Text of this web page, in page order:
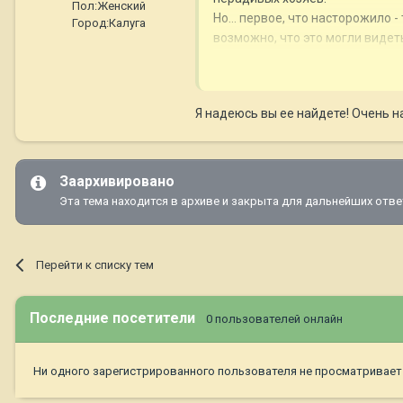
Пол:Женский
Город:Калуга
Но... первое, что насторожило
возможно, что это могли
собака найдена сегодня, т.е.
сказано, что она позвонит
сказала, что завтра она
Леной переполох напугал эту
Я надеюсь вы ее найдете! Очень
Заархивировано
Эта тема находится в архиве и закрыта для дальнейших
Перейти к списку тем
Последние посетители 0 пользователей онлайн
Ни одного зарегистрированного пользователя не